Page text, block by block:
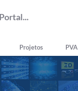
Projetos PVA